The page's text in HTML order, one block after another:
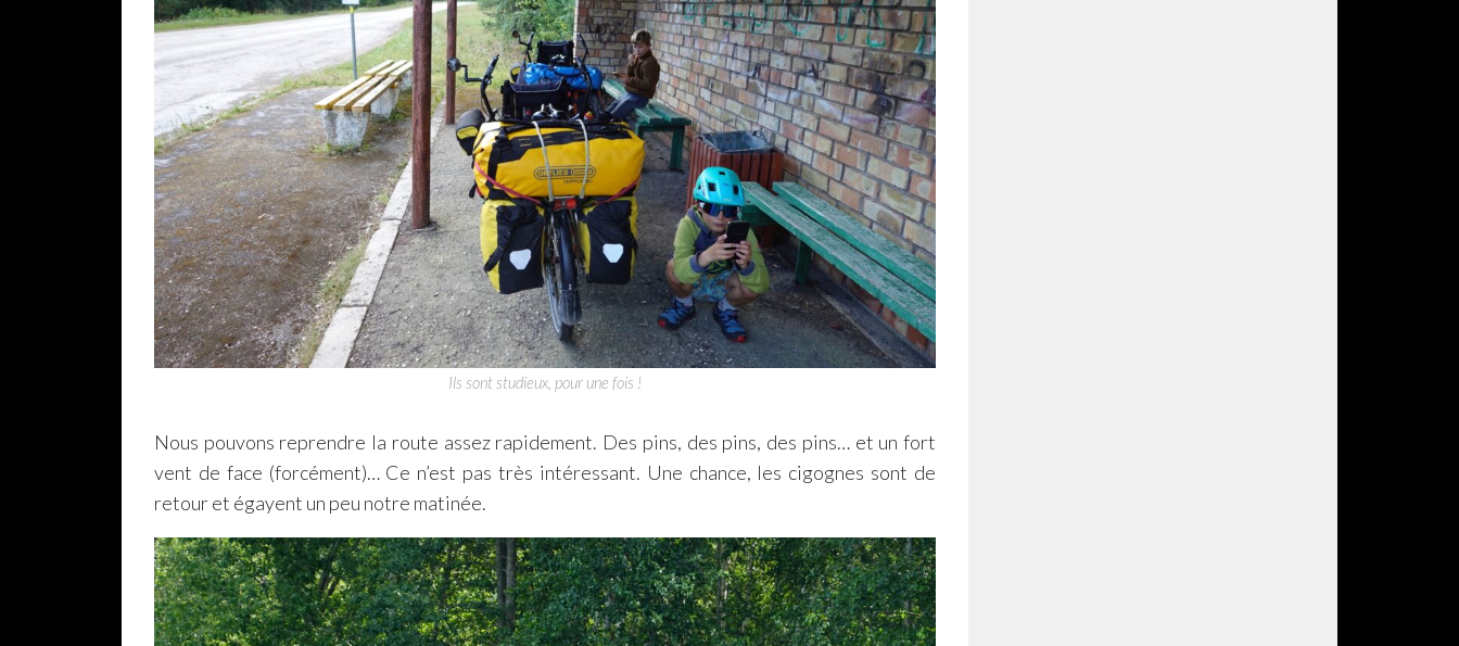
Ils sont studieux, pour une fois !
Nous pouvons reprendre la route assez rapidement. Des pins, des pins, des pins… et un fort
vent de face (forcément)… Ce n’est pas très intéressant. Une chance, les cigognes sont de
retour et égayent un peu notre matinée.